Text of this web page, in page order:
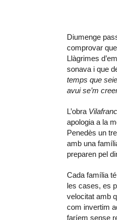
Diumenge
comprovar
Llàgrimes
sonava i que
temps que
avui se’m
L’obra
apologia a la
Penedès un
amb una
preparen pel
Cada família
les cases, es
velocitat amb
com invertim
faríem sense